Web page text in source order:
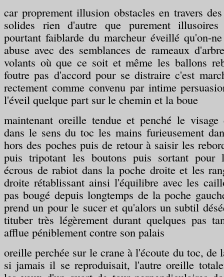
car proprement illusion obstacles en travers
solides rien d'autre que purement
pourtant faiblarde du marcheur éveillé qu'on-
abuse avec des semblances de rameaux
volants où que ce soit et même les ballons
foutre pas d'accord pour se distraire c'est
rectement comme convenu par intime
l'éveil quelque part sur le chemin et la boue
maintenant oreille tendue et penché le
dans le sens du toc les mains furieusement
hors des poches puis de retour à saisir les
puis tripotant les boutons puis sortant pour
écrous de rabiot dans la poche droite et les
droite rétablissant ainsi l'équilibre avec les
pas bougé depuis longtemps de la poche
prend un pour le sucer et qu'alors un subtil
tituber très légèrement durant quelques pas
afflue péniblement contre son palais
oreille perchée sur le crane à l'écoute du toc, de
si jamais il se reproduisait, l'autre oreille